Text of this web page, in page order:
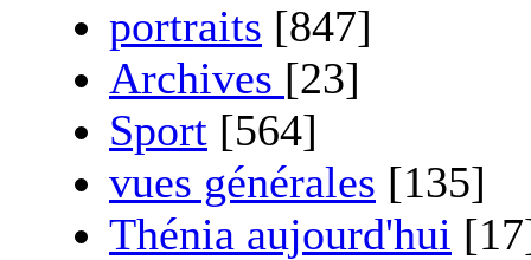
portraits [847]
Archives [23]
Sport [564]
vues générales [135]
Thénia aujourd'hui